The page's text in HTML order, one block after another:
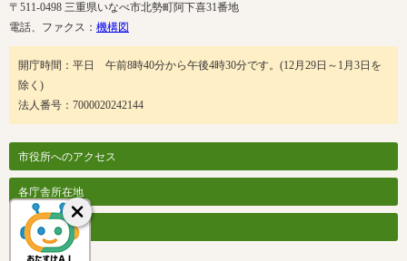
〒511-0498 三重県いなべ市北勢町阿下喜31番地
電話、ファクス： 機構図
開庁時間：平日 午前8時40分から午後4時30分です。(12月29日～1月3日を
除く)
法人番号：7000020242144
市役所へのアクセス
各庁舎所在地
各課案内